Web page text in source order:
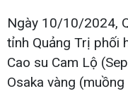
Ngày 10/10/2024,
tỉnh Quảng Trị phối
Cao su Cam Lộ
Osaka vàng